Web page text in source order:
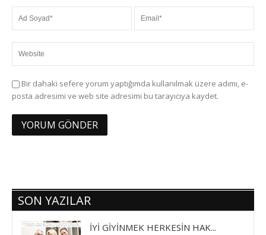
Bir dahaki sefere yorum yaptığımda kullanılmak üzere adımı, e-
posta adresimi ve web site adresimi bu tarayıcıya kaydet.
SON YAZILAR
İYİ GİYİNMEK HERKESİN HAK...